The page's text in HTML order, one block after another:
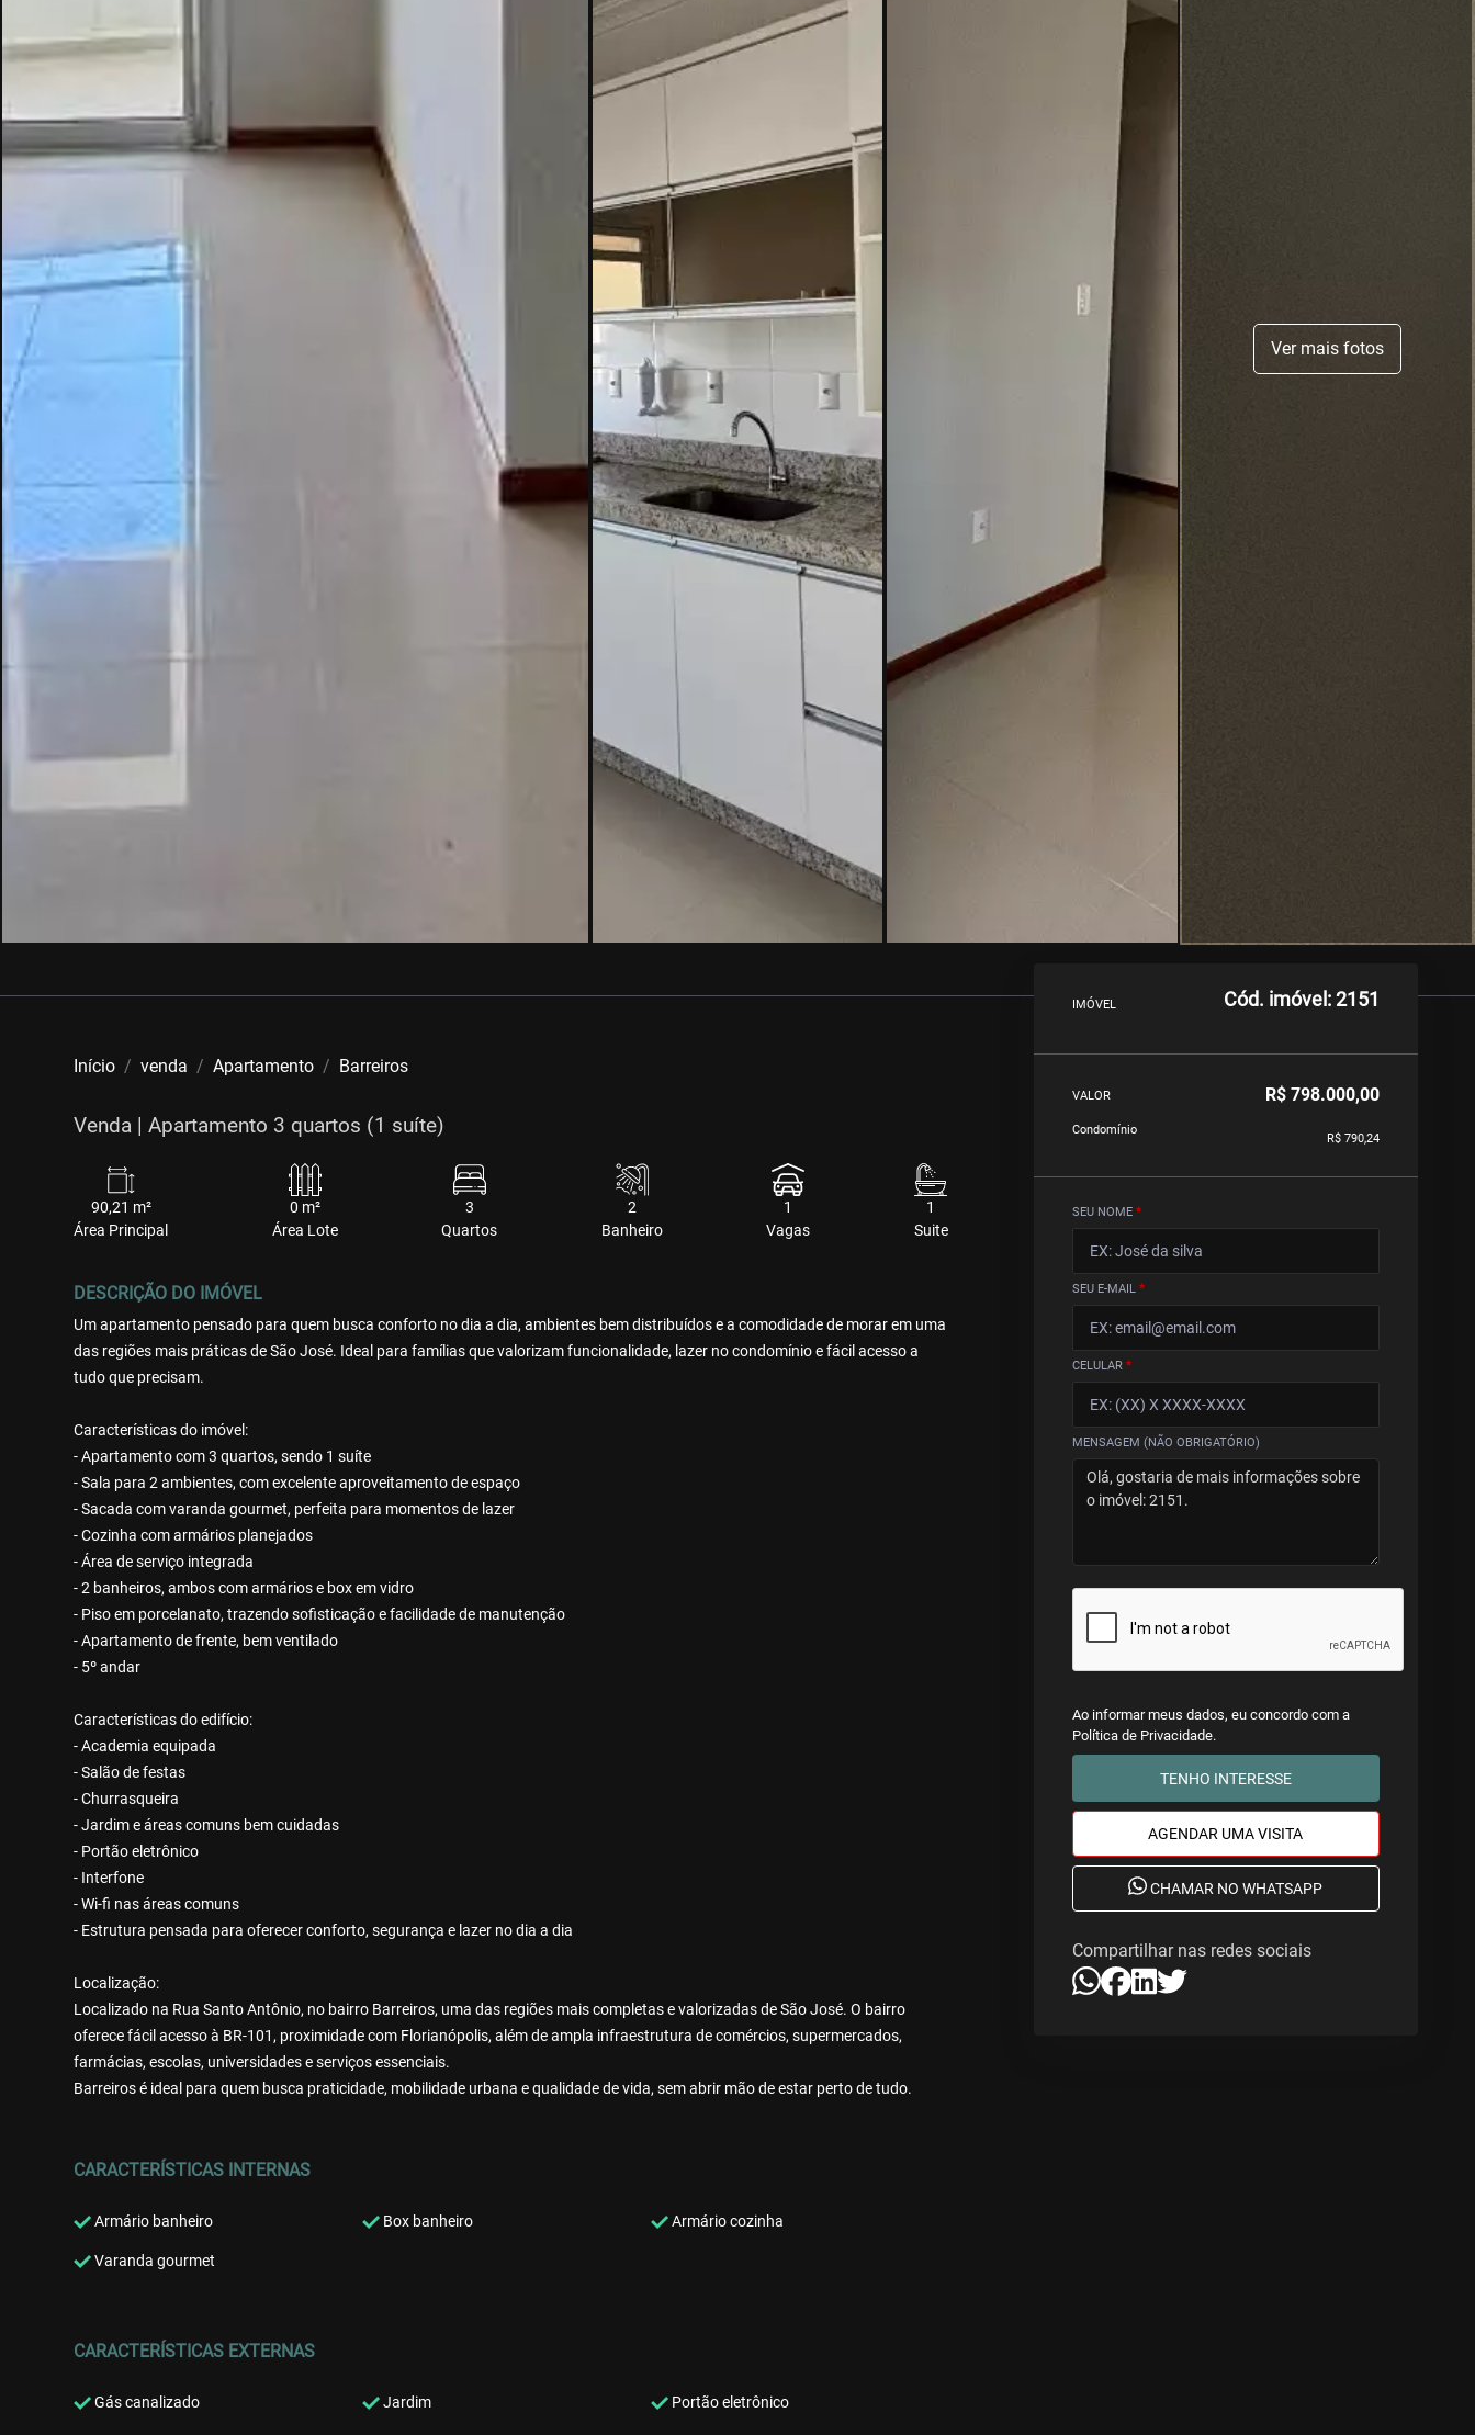
Ver mais fotos
Início venda Apartamento Barreiros
Venda | Apartamento 3 quartos (1 suíte)
90,21 m²
Área Principal
0 m²
Área Lote
3
Quartos
2
Banheiro
1
Vagas
1
Suite
DESCRIÇÃO DO IMÓVEL
Um apartamento pensado para quem busca conforto no dia a dia, ambientes bem distribuídos e a comodidade de morar em uma
das regiões mais práticas de São José. Ideal para famílias que valorizam funcionalidade, lazer no condomínio e fácil acesso a
tudo que precisam.
Características do imóvel:
- Apartamento com 3 quartos, sendo 1 suíte
- Sala para 2 ambientes, com excelente aproveitamento de espaço
- Sacada com varanda gourmet, perfeita para momentos de lazer
- Cozinha com armários planejados
- Área de serviço integrada
- 2 banheiros, ambos com armários e box em vidro
- Piso em porcelanato, trazendo sofisticação e facilidade de manutenção
- Apartamento de frente, bem ventilado
- 5º andar
Características do edifício:
- Academia equipada
- Salão de festas
- Churrasqueira
- Jardim e áreas comuns bem cuidadas
- Portão eletrônico
- Interfone
- Wi-fi nas áreas comuns
- Estrutura pensada para oferecer conforto, segurança e lazer no dia a dia
Localização:
Localizado na Rua Santo Antônio, no bairro Barreiros, uma das regiões mais completas e valorizadas de São José. O bairro
oferece fácil acesso à BR-101, proximidade com Florianópolis, além de ampla infraestrutura de comércios, supermercados,
farmácias, escolas, universidades e serviços essenciais.
Barreiros é ideal para quem busca praticidade, mobilidade urbana e qualidade de vida, sem abrir mão de estar perto de tudo.
CARACTERÍSTICAS INTERNAS
Armário banheiro Box banheiro Armário cozinha
Varanda gourmet
CARACTERÍSTICAS EXTERNAS
Gás canalizado Jardim Portão eletrônico
IMÓVEL Cód. imóvel: 2151
VALOR R$ 798.000,00
Condomínio
R$ 790,24
SEU NOME *
SEU E-MAIL *
CELULAR *
MENSAGEM (NÃO OBRIGATÓRIO)
Ao informar meus dados, eu concordo com a
Política de Privacidade.
TENHO INTERESSE
AGENDAR UMA VISITA
CHAMAR NO WHATSAPP
Compartilhar nas redes sociais